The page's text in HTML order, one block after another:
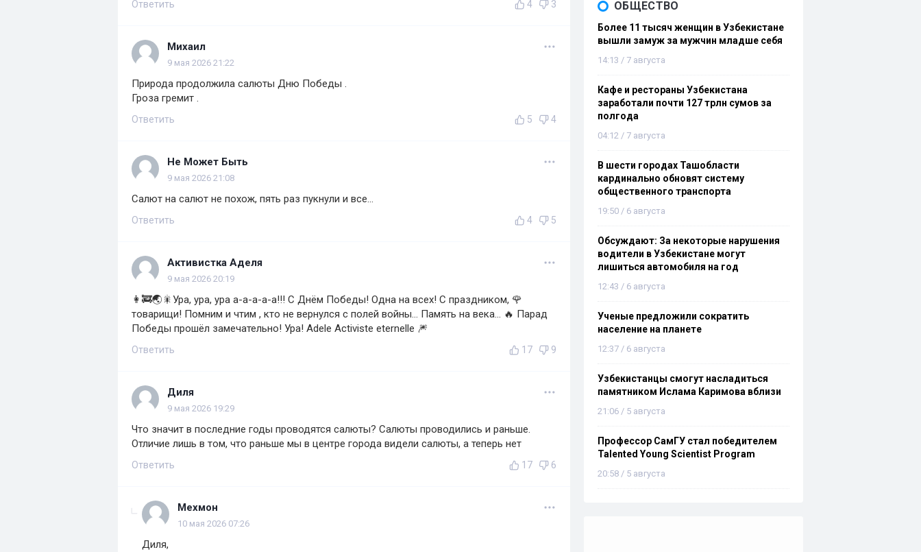
Ответить 4 3
Михаил
9 мая 2026 21:22
Природа продолжила салюты Дню Победы .
Гроза гремит .
Ответить 5 4
Не Может Быть
9 мая 2026 21:08
Салют на салют не похож, пять раз пукнули и все...
Ответить 4 5
Активистка Аделя
9 мая 2026 20:19
👩‍🚒🌏🎇Ура, ура, ура а-а-а-а-а!!! С Днём Победы! Одна на всех! С праздником, 🌹
товарищи! Помним и чтим , кто не вернулся с полей войны... Память на века... 🔥 Парад
Победы прошёл замечательно! Ура! Adele Activiste eternelle 🎆
Ответить 17 9
Диля
9 мая 2026 19:29
Что значит в последние годы проводятся салюты? Салюты проводились и раньше.
Отличие лишь в том, что раньше мы в центре города видели салюты, а теперь нет
Ответить 17 6
Мехмон
10 мая 2026 07:26
Диля,
ОБЩЕСТВО
Более 11 тысяч женщин в Узбекистане
вышли замуж за мужчин младше себя
14:13 / 7 августа
Кафе и рестораны Узбекистана
заработали почти 127 трлн сумов за
полгода
04:12 / 7 августа
В шести городах Ташобласти
кардинально обновят систему
общественного транспорта
19:50 / 6 августа
Обсуждают: За некоторые нарушения
водители в Узбекистане могут
лишиться автомобиля на год
12:43 / 6 августа
Ученые предложили сократить
население на планете
12:37 / 6 августа
Узбекистанцы смогут насладиться
памятником Ислама Каримова вблизи
21:06 / 5 августа
Профессор СамГУ стал победителем
Talented Young Scientist Program
20:58 / 5 августа